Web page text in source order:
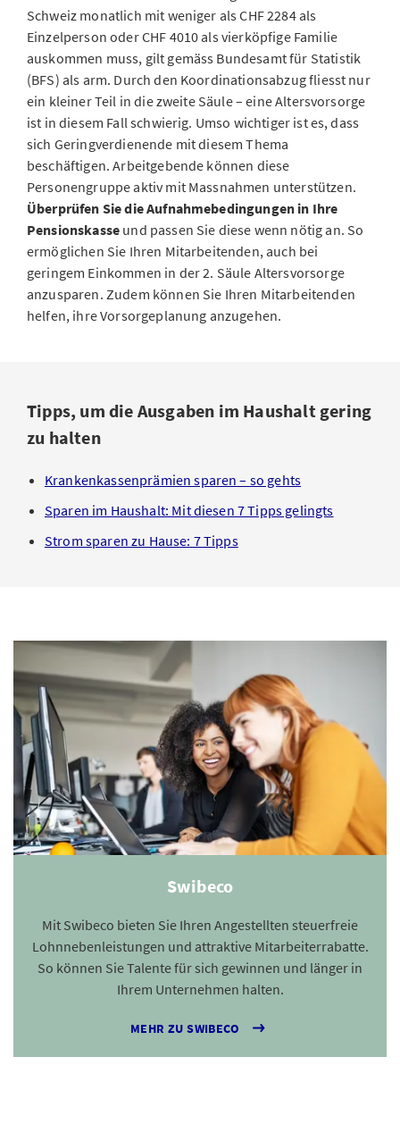
Schweiz monatlich mit weniger als CHF 2284 als
Einzelperson oder CHF 4010 als vierköpfige Familie
auskommen muss, gilt gemäss Bundesamt für Statistik
(BFS) als arm. Durch den Koordinationsabzug fliesst nur
ein kleiner Teil in die zweite Säule – eine Altersvorsorge
ist in diesem Fall schwierig. Umso wichtiger ist es, dass
sich Geringverdienende mit diesem Thema
beschäftigen. Arbeitgebende können diese
Personengruppe aktiv mit Massnahmen unterstützen.
Überprüfen Sie die Aufnahmebedingungen in Ihre
Pensionskasse und passen Sie diese wenn nötig an. So
ermöglichen Sie Ihren Mitarbeitenden, auch bei
geringem Einkommen in der 2. Säule Altersvorsorge
anzusparen. Zudem können Sie Ihren Mitarbeitenden
helfen, ihre Vorsorgeplanung anzugehen.
Tipps, um die Ausgaben im Haushalt gering
zu halten
Krankenkassenprämien sparen – so gehts
Sparen im Haushalt: Mit diesen 7 Tipps gelingts
Strom sparen zu Hause: 7 Tipps
Swibeco
Mit Swibeco bieten Sie Ihren Angestellten steuerfreie
Lohnnebenleistungen und attraktive Mitarbeiterrabatte.
So können Sie Talente für sich gewinnen und länger in
Ihrem Unternehmen halten.
MEHR ZU SWIBECO